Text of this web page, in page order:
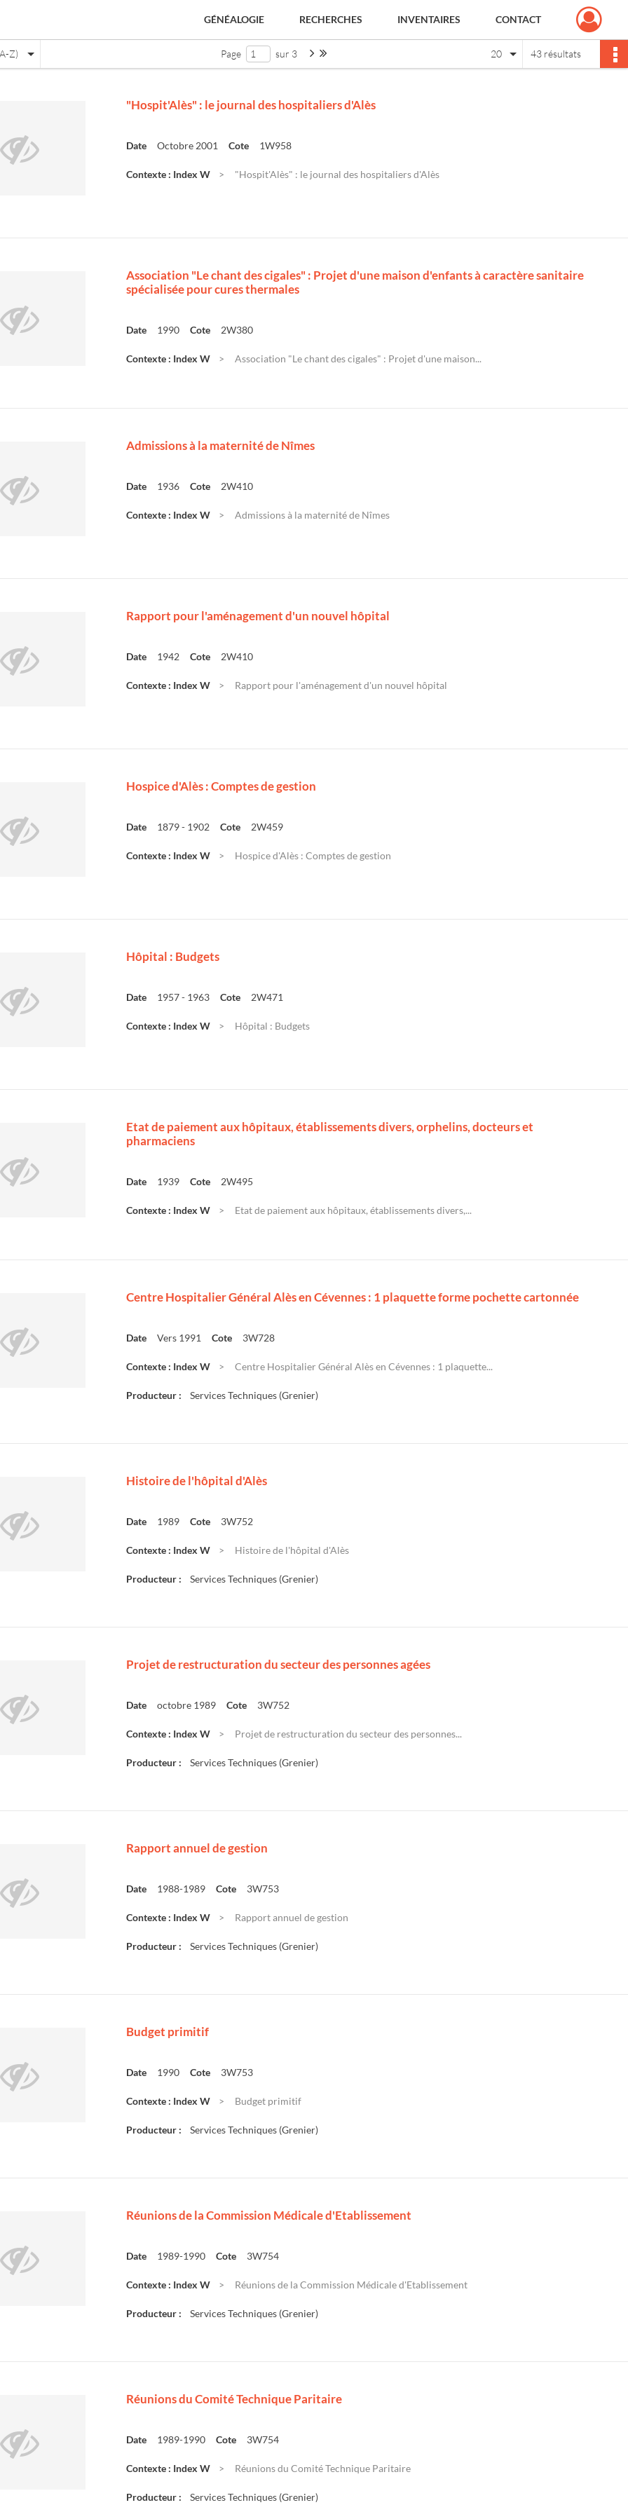
GÉNÉALOGIE RECHERCHES INVENTAIRES CONTACT
Z) Page sur 3 Page suivante : 1/3 43 résultats
20
"Hospit'Alès" : le journal des hospitaliers d'Alès
Date Octobre 2001 Cote 1W958
Contexte : Index W "Hospit'Alès" : le journal des hospitaliers d'Alès
Association "Le chant des cigales" : Projet d'une maison d'enfants à caractère sanitaire
spécialisée pour cures thermales
Date 1990 Cote 2W380
Contexte : Index W Association "Le chant des cigales" : Projet d'une maison...
Admissions à la maternité de Nîmes
Date 1936 Cote 2W410
Contexte : Index W Admissions à la maternité de Nîmes
Rapport pour l'aménagement d'un nouvel hôpital
Date 1942 Cote 2W410
Contexte : Index W Rapport pour l'aménagement d'un nouvel hôpital
Hospice d'Alès : Comptes de gestion
Date 1879 - 1902 Cote 2W459
Contexte : Index W Hospice d'Alès : Comptes de gestion
Hôpital : Budgets
Date 1957 - 1963 Cote 2W471
Contexte : Index W Hôpital : Budgets
Etat de paiement aux hôpitaux, établissements divers, orphelins, docteurs et
pharmaciens
Date 1939 Cote 2W495
Contexte : Index W Etat de paiement aux hôpitaux, établissements divers,...
Centre Hospitalier Général Alès en Cévennes : 1 plaquette forme pochette cartonnée
Date Vers 1991 Cote 3W728
Contexte : Index W Centre Hospitalier Général Alès en Cévennes : 1 plaquette...
Producteur : Services Techniques (Grenier)
Histoire de l'hôpital d'Alès
Date 1989 Cote 3W752
Contexte : Index W Histoire de l'hôpital d'Alès
Producteur : Services Techniques (Grenier)
Projet de restructuration du secteur des personnes agées
Date octobre 1989 Cote 3W752
Contexte : Index W Projet de restructuration du secteur des personnes...
Producteur : Services Techniques (Grenier)
Rapport annuel de gestion
Date 1988-1989 Cote 3W753
Contexte : Index W Rapport annuel de gestion
Producteur : Services Techniques (Grenier)
Budget primitif
Date 1990 Cote 3W753
Contexte : Index W Budget primitif
Producteur : Services Techniques (Grenier)
Réunions de la Commission Médicale d'Etablissement
Date 1989-1990 Cote 3W754
Contexte : Index W Réunions de la Commission Médicale d'Etablissement
Producteur : Services Techniques (Grenier)
Réunions du Comité Technique Paritaire
Date 1989-1990 Cote 3W754
Contexte : Index W Réunions du Comité Technique Paritaire
Producteur : Services Techniques (Grenier)